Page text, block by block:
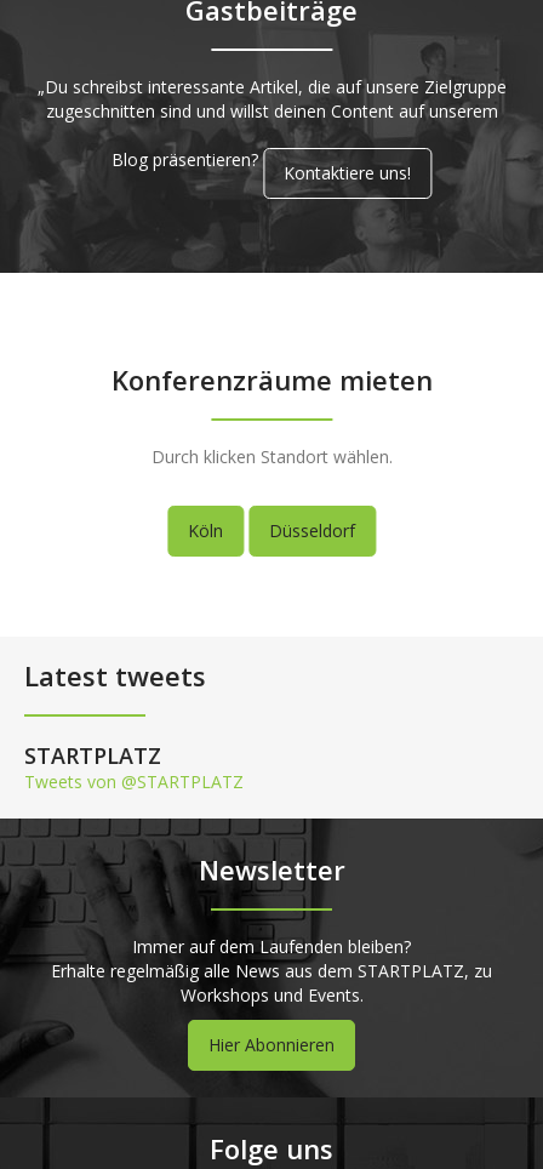
Gastbeiträge
„Du schreibst interessante Artikel, die auf unsere Zielgruppe
zugeschnitten sind und willst deinen Content auf unserem
Blog präsentieren?
Kontaktiere uns!
Konferenzräume mieten
Durch klicken Standort wählen.
Köln Düsseldorf
Latest tweets
STARTPLATZ
Tweets von @STARTPLATZ
Newsletter
Immer auf dem Laufenden bleiben?
Erhalte regelmäßig alle News aus dem STARTPLATZ, zu
Workshops und Events.
Hier Abonnieren
Folge uns